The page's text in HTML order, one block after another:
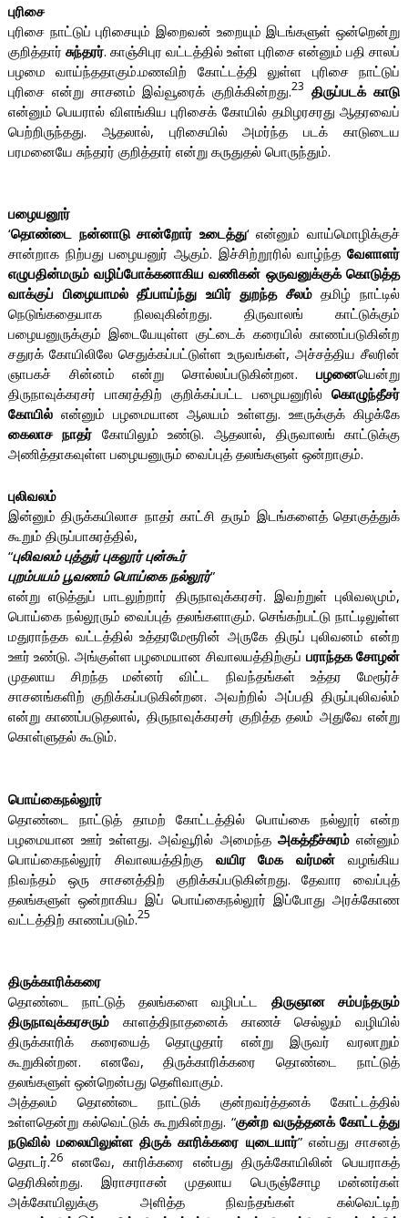
புரிசை
புரிசை நாட்டுப் புரிசையும் இறைவன் உறையும் இடங்களுள் ஒன்றென்று
குறித்தார் சுந்தரர். காஞ்சிபுர வட்டத்தில் உள்ள புரிசை என்னும் பதி சாலப்
பழமை வாய்ந்ததாகும்.மணவிற் கோட்டத்தி லுள்ள புரிசை நாட்டுப்
புரிசை என்று சாசனம் இவ்வூரைக் குறிக்கின்றது.23 திருப்படக் காடு
என்னும் பெயரால் விளங்கிய புரிசைக் கோயில் தமிழரசரது ஆதரவைப்
பெற்றிருந்தது. ஆதலால், புரிசையில் அமர்ந்த படக் காடுடைய
பரமனையே சுந்தரர் குறித்தார் என்று கருதுதல் பொருந்தும்.
பழையனூர்
‘தொண்டை நன்னாடு சான்றோர் உடைத்து‘ என்னும் வாய்மொழிக்குச்
சான்றாக நிற்பது பழையனுர் ஆகும். இச்சிற்றூரில் வாழ்ந்தவேளாளர்
எழுபதின்மரும் வழிப்போக்கனாகிய வணிகன் ஒருவனுக்குக் கொடுத்த
வாக்குப் பிழையாமல் தீப்பாய்ந்து உயிர் துறந்த சீலம்தமிழ் நாட்டில்
நெடுங்கதையாக நிலவுகின்றது. திருவாலங் காட்டுக்கும்
பழையனுருக்கும் இடையேயுள்ள குட்டைக் கரையில் காணப்படுகின்ற
சதுரக் கோயிலிலே செதுக்கப்பட்டுள்ள உருவங்கள், அச்சத்திய சீலரின்
ஞாபகச் சின்னம் என்று சொல்லப்படுகின்றன.பழனையென்று
திருநாவுக்கரசர் பாசுரத்திற் குறிக்கப்பட்ட பழையனுரில்கொழுந்தீசர்
கோயில்என்னும் பழமையான ஆலயம் உள்ளது. ஊருக்குக் கிழக்கே
கைலாச நாதர் கோயிலும் உண்டு. ஆதலால், திருவாலங் காட்டுக்கு
அணித்தாகவுள்ள பழையனுரும் வைப்புத் தலங்களுள் ஒன்றாகும்.
புலிவலம்
இன்னும் திருக்கயிலாச நாதர் காட்சி தரும் இடங்களைத் தொகுத்துக்
கூறும் திருப்பாசுரத்தில்,
“புலிவலம் புத்துர் புகலூர் புன்கூர்
புறம்பயம் பூவணம் பொய்கை நல்லூர்”
என்று எடுத்துப் பாடலுற்றார் திருநாவுக்கரசர். இவற்றுள் புலிவலமும்,
பொய்கை நல்லூரும் வைப்புத் தலங்களாகும். செங்கற்பட்டு நாட்டிலுள்ள
மதுராந்தக வட்டத்தில் உத்தரமேரூரின் அருகே திருப் புலிவனம் என்ற
ஊர் உண்டு. அங்குள்ள பழமையான சிவாலயத்திற்குப் பராந்தக சோழன்
முதலாய சிறந்த மன்னர் விட்ட நிவந்தங்கள் உத்தர மேரூர்ச்
சாசனங்களிற் குறிக்கப்படுகின்றன. அவற்றில் அப்பதி திருப்புலிவல்ம்
என்று காணப்படுதலால், திருநாவுக்கரசர் குறித்த தலம் அதுவே என்று
கொள்ளுதல் கூடும்.
பொய்கைநல்லூர்
தொண்டை நாட்டுத் தாமற் கோட்டத்தில் பொய்கை நல்லூர் என்ற
பழமையான ஊர் உள்ளது. அவ்வூரில் அமைந்த அகத்தீச்சுரம்என்னும்
பொய்கைநல்லூர் சிவாலயத்திற்கு வயிர மேக வர்மன் வழங்கிய
நிவந்தம் ஒரு சாசனத்திற் குறிக்கப்படுகின்றது. தேவார வைப்புத்
தலங்களுள் ஒன்றாகிய இப் பொய்கைநல்லூர் இப்போது அரக்கோண
வட்டத்திற் காணப்படும்.25
திருக்காரிக்கரை
தொண்டை நாட்டுத் தலங்களை வழிபட்ட திருஞான சம்பந்தரும்
திருநாவுக்கரசரும் காளத்திநாதனைக் காணச் செல்லும் வழியில்
திருக்காரிக் கரையைத் தொழுதார் என்று இருவர் வரலாறும்
கூறுகின்றன. எனவே, திருக்காரிக்கரை தொண்டை நாட்டுத்
தலங்களுள் ஒன்றென்பது தெளிவாகும்.
அத்தலம் தொண்டை நாட்டுக் குன்றவர்த்தனக் கோட்டத்தில்
உள்ளதென்று கல்வெட்டுக் கூறுகின்றது. “குன்ற வருத்தனக் கோட்டத்து
நடுவில் மலையிலுள்ள திருக் காரிக்கரை யுடையார்” என்பது சாசனத்
தொடர்.26எனவே, காரிக்கரை என்பது திருக்கோயிலின் பெயராகத்
தெரிகின்றது. இராசராசன் முதலாய பெருஞ்சோழ மன்னர்கள்
அக்கோயிலுக்கு அளித்த நிவந்தங்கள் கல்வெட்டிற்